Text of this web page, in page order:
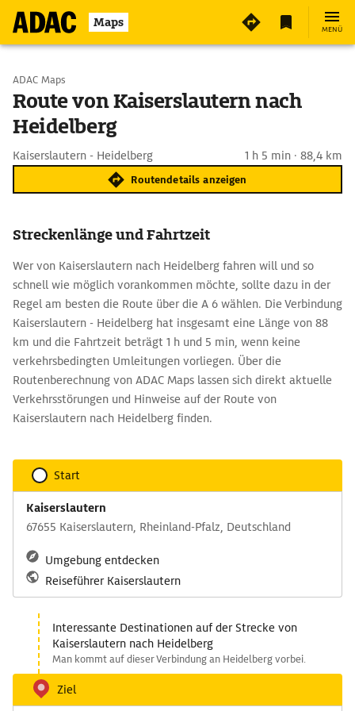
Maps MENÜ
Start wählen
Ziel eingeben
ADAC Maps
Route von Kaiserslautern nach
Heidelberg
Kaiserslautern - Heidelberg 1 h 5 min · 88,4 km
Routendetails anzeigen
Streckenlänge und Fahrtzeit
Wer von Kaiserslautern nach Heidelberg fahren will und so
schnell wie möglich vorankommen möchte, sollte dazu in der
Regel am besten die Route über die A 6 wählen. Die Verbindung
Kaiserslautern - Heidelberg hat insgesamt eine Länge von 88
km und die Fahrtzeit beträgt 1 h und 5 min, wenn keine
verkehrsbedingten Umleitungen vorliegen. Über die
Routenberechnung von ADAC Maps lassen sich direkt aktuelle
Verkehrsstörungen und Hinweise auf der Route von
Kaiserslautern nach Heidelberg finden.
Start
Kaiserslautern
67655 Kaiserslautern, Rheinland-Pfalz, Deutschland
Umgebung entdecken
Reiseführer Kaiserslautern
Interessante Destinationen auf der Strecke von
Kaiserslautern nach Heidelberg
Man kommt auf dieser Verbindung an Heidelberg vorbei.
Ziel